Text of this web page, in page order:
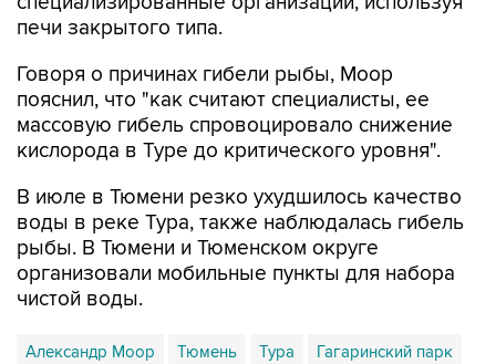
печи закрытого типа.
Говоря о причинах гибели рыбы, Моор
пояснил, что "как считают специалисты, ее
массовую гибель спровоцировало снижение
кислорода в Туре до критического уровня".
В июле в Тюмени резко ухудшилось качество
воды в реке Тура, также наблюдалась гибель
рыбы. В Тюмени и Тюменском округе
организовали мобильные пункты для набора
чистой воды.
Александр Моор Тюмень Тура Гагаринский парк